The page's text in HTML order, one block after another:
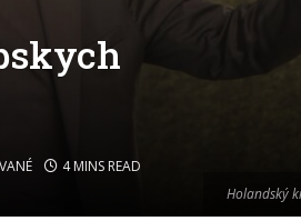
Holandský
4 MINS READ